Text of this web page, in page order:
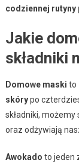
codziennej
Jakie
składniki
Domowe maski to
skórypo
składniki,
oraz odżywiają
Awokado to jeden